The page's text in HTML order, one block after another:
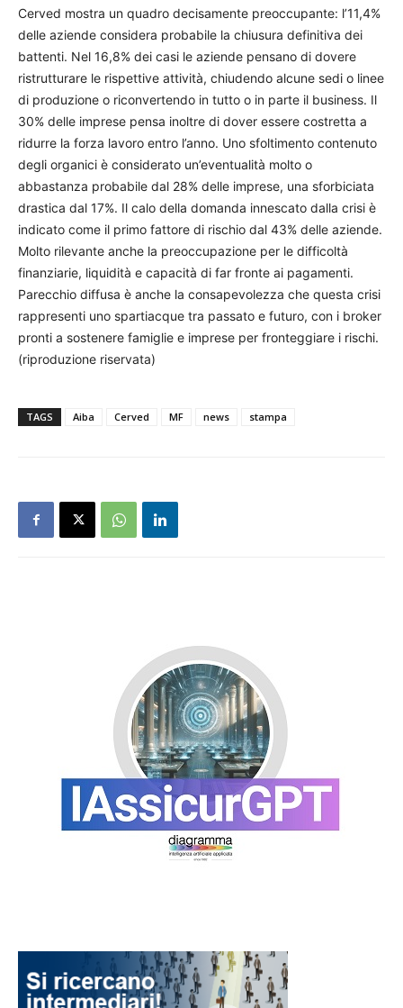
Cerved mostra un quadro decisamente preoccupante: l’11,4%
delle aziende considera probabile la chiusura definitiva dei
battenti. Nel 16,8% dei casi le aziende pensano di dovere
ristrutturare le rispettive attività, chiudendo alcune sedi o linee
di produzione o riconvertendo in tutto o in parte il business. Il
30% delle imprese pensa inoltre di dover essere costretta a
ridurre la forza lavoro entro l’anno. Uno sfoltimento contenuto
degli organici è considerato un’eventualità molto o
abbastanza probabile dal 28% delle imprese, una sforbiciata
drastica dal 17%. Il calo della domanda innescato dalla crisi è
indicato come il primo fattore di rischio dal 43% delle aziende.
Molto rilevante anche la preoccupazione per le difficoltà
finanziarie, liquidità e capacità di far fronte ai pagamenti.
Parecchio diffusa è anche la consapevolezza che questa crisi
rappresenti uno spartiacque tra passato e futuro, con i broker
pronti a sostenere famiglie e imprese per fronteggiare i rischi.
(riproduzione riservata)
TAGS Aiba Cerved MF news stampa